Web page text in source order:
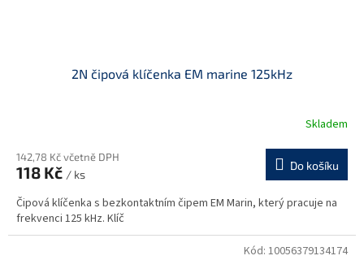
2N čipová klíčenka EM marine 125kHz
Skladem
142,78 Kč včetně DPH
118 Kč / ks
Do košíku
Čipová klíčenka s bezkontaktním čipem EM Marin, který pracuje na
frekvenci 125 kHz. Klíč
Kód: 10056379134174